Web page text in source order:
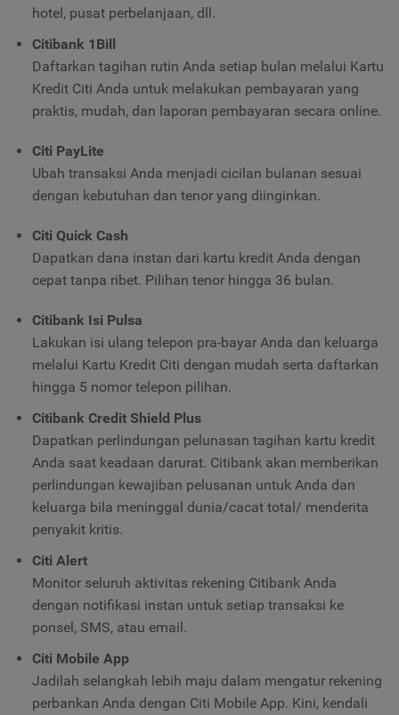
hotel, pusat perbelanjaan, dll.
Citibank 1Bill
Daftarkan tagihan rutin Anda setiap bulan melalui Kartu
Kredit Citi Anda untuk melakukan pembayaran yang
praktis, mudah, dan laporan pembayaran secara online.
Citi PayLite
Ubah transaksi Anda menjadi cicilan bulanan sesuai
dengan kebutuhan dan tenor yang diinginkan.
Citi Quick Cash
Dapatkan dana instan dari kartu kredit Anda dengan
cepat tanpa ribet. Pilihan tenor hingga 36 bulan.
Citibank Isi Pulsa
Lakukan isi ulang telepon pra-bayar Anda dan keluarga
melalui Kartu Kredit Citi dengan mudah serta daftarkan
hingga 5 nomor telepon pilihan.
Citibank Credit Shield Plus
Dapatkan perlindungan pelunasan tagihan kartu kredit
Anda saat keadaan darurat. Citibank akan memberikan
perlindungan kewajiban pelusanan untuk Anda dan
keluarga bila meninggal dunia/cacat total/ menderita
penyakit kritis.
Citi Alert
Monitor seluruh aktivitas rekening Citibank Anda
dengan notifikasi instan untuk setiap transaksi ke
ponsel, SMS, atau email.
Citi Mobile App
Jadilah selangkah lebih maju dalam mengatur rekening
perbankan Anda dengan Citi Mobile App. Kini, kendali